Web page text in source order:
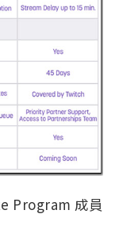
Program 成員